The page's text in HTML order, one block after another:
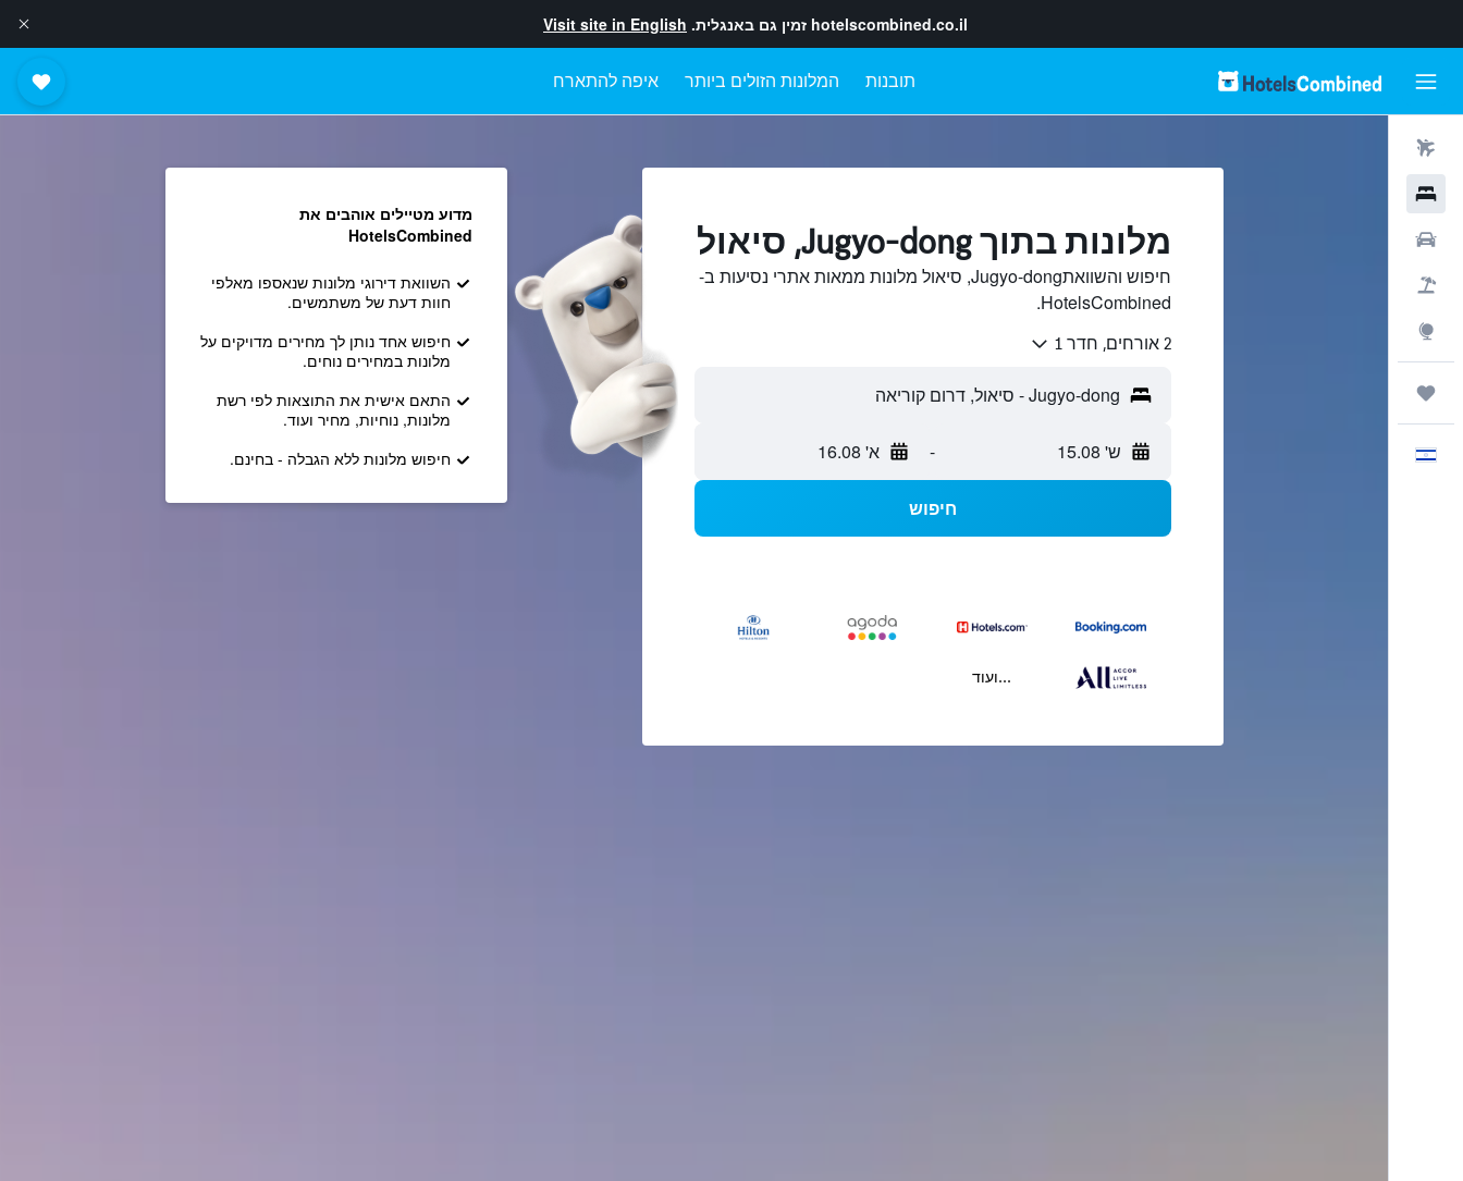
hotelscombined.co.il זמין גם באנגלית. Visit site in English
תובנות המלונות הזולים ביותר איפה להתארח
מלונות בתוך Jugyo-dong, סיאול
חיפוש והשוואתJugyo-dong, סיאול מלונות ממאות אתרי נסיעות ב-
HotelsCombined.
2 אורחים, חדר 1
ש' 15.08 - א' 16.08
חיפוש
...ועוד
מדוע מטיילים אוהבים את
HotelsCombined
השוואת דירוגי מלונות שנאספו מאלפי
חוות דעת של משתמשים.
חיפוש אחד נותן לך מחירים מדויקים על
מלונות במחירים נוחים.
התאם אישית את התוצאות לפי רשת
מלונות, נוחיות, מחיר ועוד.
חיפוש מלונות ללא הגבלה - בחינם.